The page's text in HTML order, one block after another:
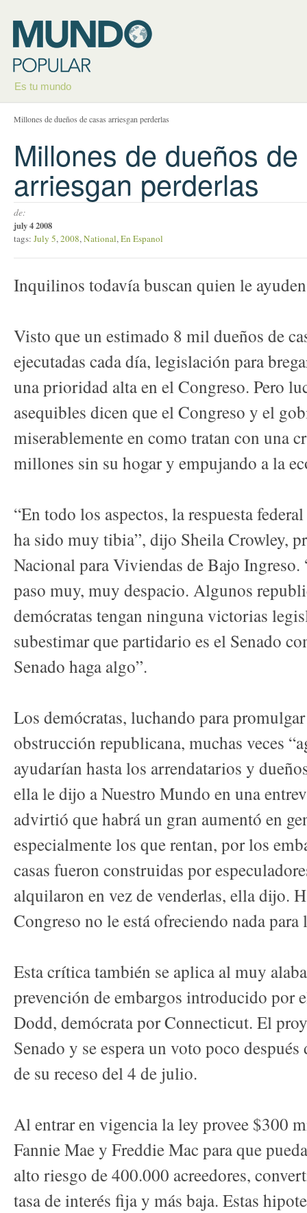
Es tu mundo
Millones de dueños de casas arriesgan perderlas
Millones de dueños
arriesgan perderlas
de:
july 4 2008
tags: July 5,2008,National,En Espanol
Inquilinos todavía buscan quien le ayuden
Visto que un estimado 8 mil dueños de
ejecutadas cada día, legislación para
una prioridad alta en el Congreso. Pero
asequibles dicen que el Congreso y el
miserablemente en como tratan con una
millones sin su hogar y empujando a la
“En todo los aspectos, la respuesta
ha sido muy tibia”, dijo Sheila Crowley,
Nacional para Viviendas de Bajo Ingreso.
paso muy, muy despacio. Algunos
demócratas tengan ninguna victorias
subestimar que partidario es el Senado
Senado haga algo”.
Los demócratas, luchando para
obstrucción republicana, muchas veces
ayudarían hasta los arrendatarios y
ella le dijo a Nuestro Mundo en una
advirtió que habrá un gran aumentó en
especialmente los que rentan, por los
casas fueron construidas por
alquilaron en vez de venderlas, ella dijo.
Congreso no le está ofreciendo nada
Esta crítica también se aplica al muy
prevención de embargos introducido por
Dodd, demócrata por Connecticut. El
Senado y se espera un voto poco
de su receso del 4 de julio.
Al entrar en vigencia la ley provee $300
Fannie Mae y Freddie Mac para que
alto riesgo de 400.000 acreedores,
tasa de interés fija y más baja. Estas